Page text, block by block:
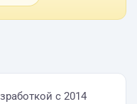
с 2014